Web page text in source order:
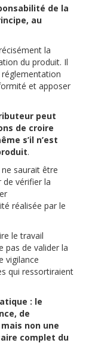
de la
au
la
du produit. Il
et apposer
peut
de croire
s’il n’est
.
ne saurait être
vérifier la
réalisée par le
le travail
pas de valider la
vigilance
qui ressortiraient
: le
de
non une
complet du